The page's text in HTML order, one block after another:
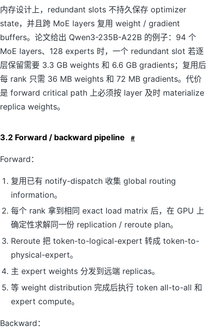
内存设计上，redundant slots 不持久保存 optimizer
state，并且跨 MoE layers 复用 weight / gradient
buffers。论文给出 Qwen3-235B-A22B 的例子：94 个
MoE layers、128 experts 时，一个 redundant slot 若逐
层保留需要 3.3 GB weights 和 6.6 GB gradients；复用后
每 rank 只需 36 MB weights 和 72 MB gradients。代价
是 forward critical path 上必须按 layer 及时 materialize
replica weights。
3.2 Forward / backward pipeline #
Forward：
复用已有 notify-dispatch 收集 global routing
information。
每个 rank 拿到相同 exact load matrix 后，在 GPU 上
确定性求解同一份 replication / reroute plan。
Reroute 把 token-to-logical-expert 转成 token-to-
physical-expert。
主 expert weights 分发到远端 replicas。
等 weight distribution 完成后执行 token all-to-all 和
expert compute。
Backward：